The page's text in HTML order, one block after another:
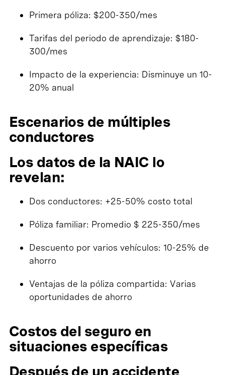
Primera póliza: $200-350/mes
Tarifas del periodo de aprendizaje: $180-
300/mes
Impacto de la experiencia: Disminuye un 10-
20% anual
Escenarios de múltiples
conductores
Los datos de la NAIC lo
revelan:
Dos conductores: +25-50% costo total
Póliza familiar: Promedio $ 225-350/mes
Descuento por varios vehículos: 10-25% de
ahorro
Ventajas de la póliza compartida: Varias
oportunidades de ahorro
Costos del seguro en
situaciones específicas
Después de un accidente